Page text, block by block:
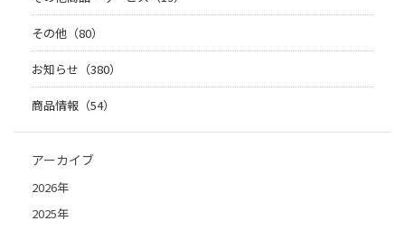
その他（80）
お知らせ（380）
商品情報（54）
アーカイブ
2026年
2025年